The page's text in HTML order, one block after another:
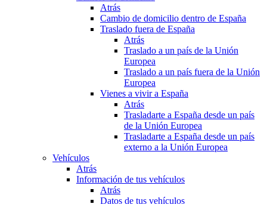
Atrás
Cambio de domicilio dentro de España
Traslado fuera de España
Atrás
Traslado a un país de la Unión
Europea
Traslado a un país fuera de la Unión
Europea
Vienes a vivir a España
Atrás
Trasladarte a España desde un país
de la Unión Europea
Trasladarte a España desde un país
externo a la Unión Europea
Vehículos
Atrás
Información de tus vehículos
Atrás
Datos de tus vehículos